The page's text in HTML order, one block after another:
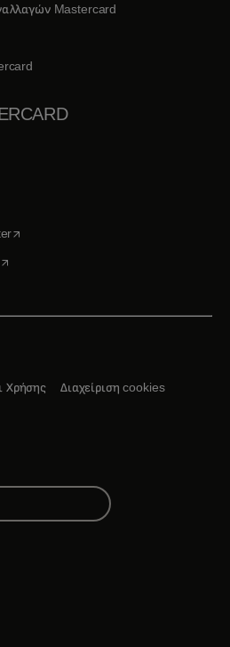
Mastercard
tab
a new tab
in a new tab
opens in a new tab
opens in a new tab
Χρήσης Διαχείριση cookies